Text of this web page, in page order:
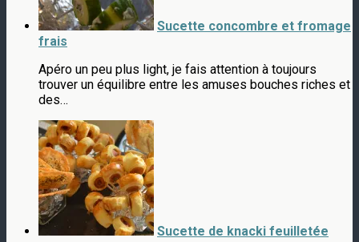
Sucette concombre et fromage
frais
Apéro un peu plus light, je fais attention à toujours
trouver un équilibre entre les amuses bouches riches et
des…
Sucette de knacki feuilletée